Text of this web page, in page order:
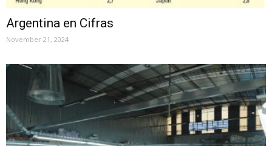
Argentina en Cifras
November 21, 2024